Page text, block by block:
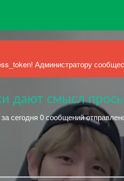
Администратору
дают смысл
сегодня 0 сообщений